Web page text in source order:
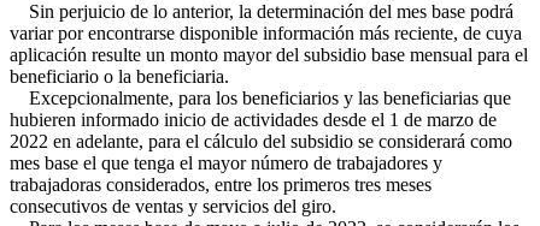
Sin perjuicio de lo anterior, la determinación del mes base podrá
variar por encontrarse disponible información más reciente, de cuya
aplicación resulte un monto mayor del subsidio base mensual para el
beneficiario o la beneficiaria.
Excepcionalmente, para los beneficiarios y las beneficiarias que
hubieren informado inicio de actividades desde el 1 de marzo de
2022 en adelante, para el cálculo del subsidio se considerará como
mes base el que tenga el mayor número de trabajadores y
trabajadoras considerados, entre los primeros tres meses
consecutivos de ventas y servicios del giro.